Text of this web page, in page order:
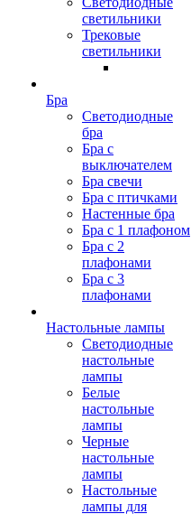
светильники
Трековые
светильники
Бра
Светодиодные
бра
Бра с
выключателем
Бра свечи
Бра с птичками
Настенные бра
Бра с 1 плафоном
Бра с 2
плафонами
Бра с 3
плафонами
Настольные лампы
Светодиодные
настольные
лампы
Белые
настольные
лампы
Черные
настольные
лампы
Настольные
лампы для